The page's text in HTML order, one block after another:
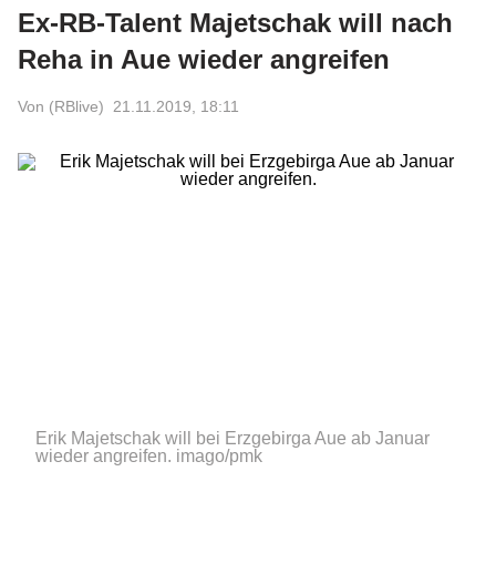
Ex-RB-Talent Majetschak will nach
Reha in Aue wieder angreifen
Von (RBlive) 21.11.2019, 18:11
Erik Majetschak will bei Erzgebirga Aue ab Januar
wieder angreifen. imago/pmk